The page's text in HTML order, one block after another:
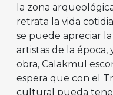
la zona
retrata la vida
se puede apreciar
artistas de la época,
obra, Calakmul
espera que con el
cultural pueda